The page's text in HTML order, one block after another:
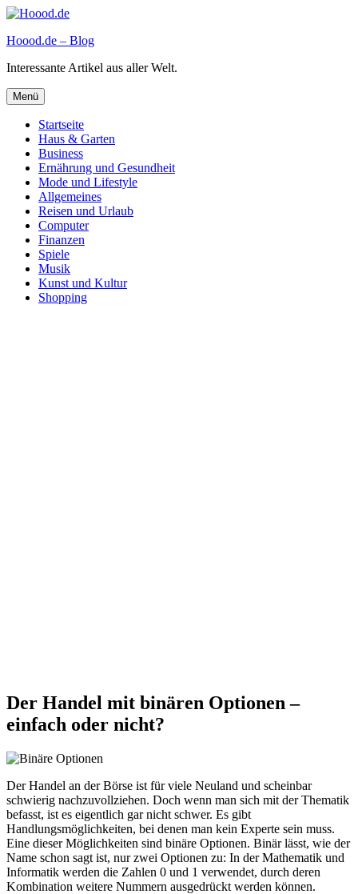
Zum
springen
Hoood.de – Blog
Interessante Artikel aus aller Welt.
Menü
Startseite
Haus & Garten
Business
Ernährung und Gesundheit
Mode und Lifestyle
Allgemeines
Reisen und Urlaub
Computer
Finanzen
Spiele
Musik
Kunst und Kultur
Shopping
Der Handel mit binären Optionen –
einfach oder nicht?
Der Handel an der Börse ist für viele Neuland und scheinbar
schwierig nachzuvollziehen. Doch wenn man sich mit der Thematik
befasst, ist es eigentlich gar nicht schwer. Es gibt
Handlungsmöglichkeiten, bei denen man kein Experte sein muss.
Eine dieser Möglichkeiten sind binäre Optionen. Binär lässt, wie der
Name schon sagt ist, nur zwei Optionen zu: In der Mathematik und
Informatik werden die Zahlen 0 und 1 verwendet, durch deren
Kombination weitere Nummern ausgedrückt werden können.